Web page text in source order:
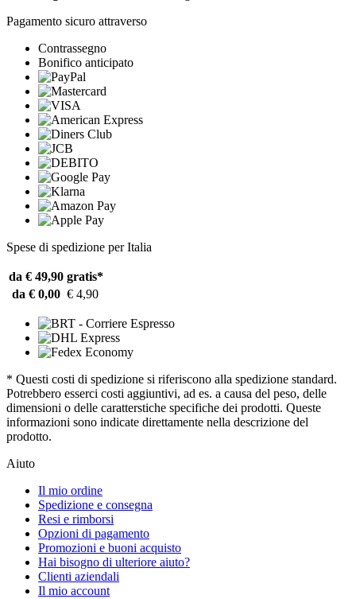
Pagamento sicuro attraverso
Contrassegno
Bonifico anticipato
Spese di spedizione per Italia
da € 49,90 gratis*
da € 0,00 € 4,90
* Questi costi di spedizione si riferiscono alla spedizione standard.
Potrebbero esserci costi aggiuntivi, ad es. a causa del peso, delle
dimensioni o delle caratterstiche specifiche dei prodotti. Queste
informazioni sono indicate direttamente nella descrizione del
prodotto.
Aiuto
Il mio ordine
Spedizione e consegna
Resi e rimborsi
Opzioni di pagamento
Promozioni e buoni acquisto
Hai bisogno di ulteriore aiuto?
Clienti aziendali
Il mio account